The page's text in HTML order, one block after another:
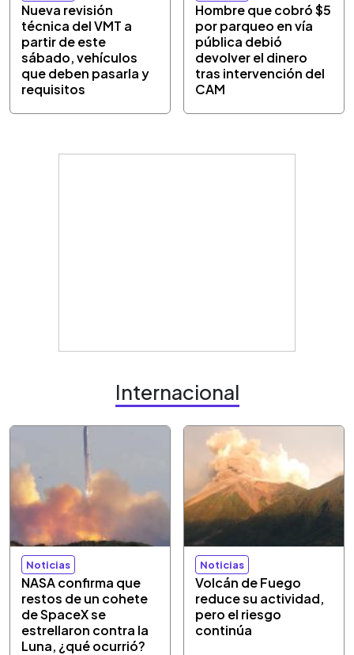
Nueva revisión
técnica del VMT a
partir de este
sábado, vehículos
que deben pasarla y
requisitos
Hombre que cobró $5
por parqueo en vía
pública debió
devolver el dinero
tras intervención del
CAM
Internacional
Noticias
NASA confirma que
restos de un cohete
de SpaceX se
estrellaron contra la
Luna, ¿qué ocurrió?
Noticias
Volcán de Fuego
reduce su actividad,
pero el riesgo
continúa